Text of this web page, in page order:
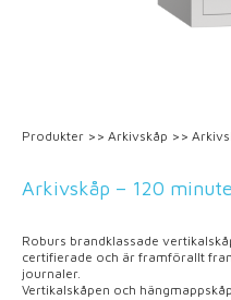
Produkter >> Arkivskåp >>
Arkivskåp – 120
Roburs brandklassade
certifierade och är framförallt
journaler.
Vertikalskåpen och